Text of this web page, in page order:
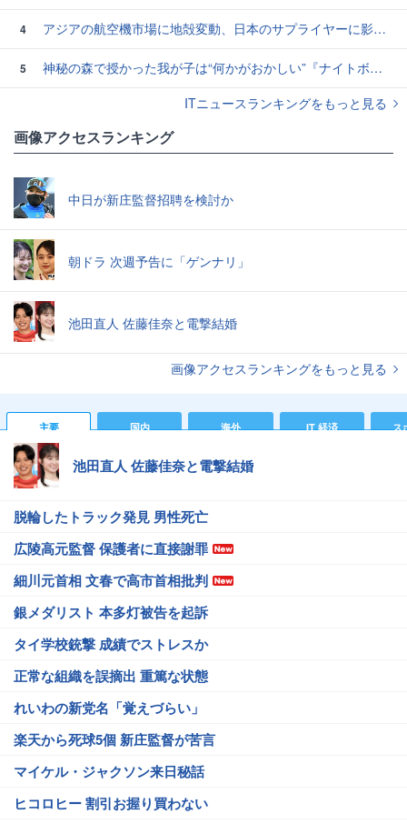
4 アジアの航空機市場に地殻変動、日本のサプライヤーに影響も
5
神秘の森で授かった我が子は“何かがおかしい”『ナイトボーン -夜哭-』本編映像解禁 母の絶叫顔うちわが全国の劇場に［ホラー通信］
ITニュースランキングをもっと見る
画像アクセスランキング
中日が新庄監督招聘を検討か
朝ドラ 次週予告に「ゲンナリ」
池田直人 佐藤佳奈と電撃結婚
画像アクセスランキングをもっと見る
主要 国内 海外 IT 経済 ス
池田直人 佐藤佳奈と電撃結婚
脱輪したトラック発見 男性死亡
広陵高元監督 保護者に直接謝罪
細川元首相 文春で高市首相批判
銀メダリスト 本多灯被告を起訴
タイ学校銃撃 成績でストレスか
正常な組織を誤摘出 重篤な状態
れいわの新党名「覚えづらい」
楽天から死球5個 新庄監督が苦言
マイケル・ジャクソン来日秘話
ヒコロヒー 割引お握り買わない